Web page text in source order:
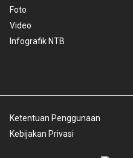
Foto
Video
Infografik NTB
Ketentuan Penggunaan
Kebijakan Privasi